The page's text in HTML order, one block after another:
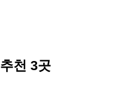
천 3곳